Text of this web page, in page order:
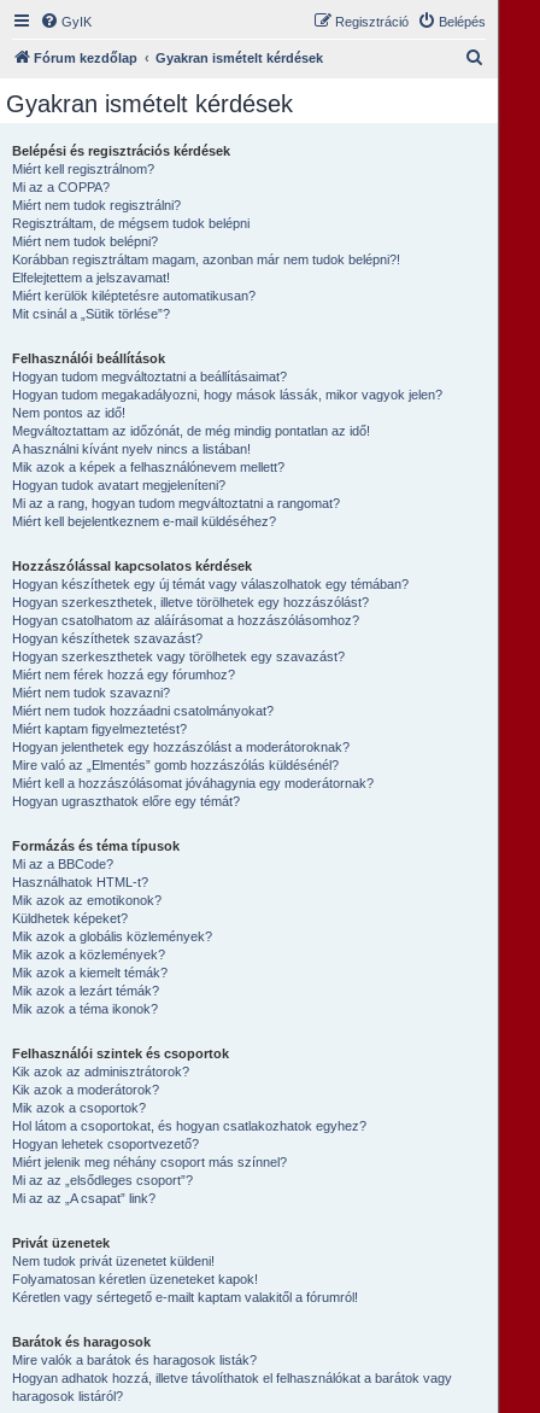
GyIK Belépés
Regisztráció
Fórum kezdőlap Gyakran ismételt kérdések
Gyakran ismételt kérdések
Belépési és regisztrációs kérdések
Miért kell regisztrálnom?
Mi az a COPPA?
Miért nem tudok regisztrálni?
Regisztráltam, de mégsem tudok belépni
Miért nem tudok belépni?
Korábban regisztráltam magam, azonban már nem tudok belépni?!
Elfelejtettem a jelszavamat!
Miért kerülök kiléptetésre automatikusan?
Mit csinál a „Sütik törlése”?
Felhasználói beállítások
Hogyan tudom megváltoztatni a beállításaimat?
Hogyan tudom megakadályozni, hogy mások lássák, mikor vagyok jelen?
Nem pontos az idő!
Megváltoztattam az időzónát, de még mindig pontatlan az idő!
A használni kívánt nyelv nincs a listában!
Mik azok a képek a felhasználónevem mellett?
Hogyan tudok avatart megjeleníteni?
Mi az a rang, hogyan tudom megváltoztatni a rangomat?
Miért kell bejelentkeznem e-mail küldéséhez?
Hozzászólással kapcsolatos kérdések
Hogyan készíthetek egy új témát vagy válaszolhatok egy témában?
Hogyan szerkeszthetek, illetve törölhetek egy hozzászólást?
Hogyan csatolhatom az aláírásomat a hozzászólásomhoz?
Hogyan készíthetek szavazást?
Hogyan szerkeszthetek vagy törölhetek egy szavazást?
Miért nem férek hozzá egy fórumhoz?
Miért nem tudok szavazni?
Miért nem tudok hozzáadni csatolmányokat?
Miért kaptam figyelmeztetést?
Hogyan jelenthetek egy hozzászólást a moderátoroknak?
Mire való az „Elmentés” gomb hozzászólás küldésénél?
Miért kell a hozzászólásomat jóváhagynia egy moderátornak?
Hogyan ugraszthatok előre egy témát?
Formázás és téma típusok
Mi az a BBCode?
Használhatok HTML-t?
Mik azok az emotikonok?
Küldhetek képeket?
Mik azok a globális közlemények?
Mik azok a közlemények?
Mik azok a kiemelt témák?
Mik azok a lezárt témák?
Mik azok a téma ikonok?
Felhasználói szintek és csoportok
Kik azok az adminisztrátorok?
Kik azok a moderátorok?
Mik azok a csoportok?
Hol látom a csoportokat, és hogyan csatlakozhatok egyhez?
Hogyan lehetek csoportvezető?
Miért jelenik meg néhány csoport más színnel?
Mi az az „elsődleges csoport”?
Mi az az „A csapat” link?
Privát üzenetek
Nem tudok privát üzenetet küldeni!
Folyamatosan kéretlen üzeneteket kapok!
Kéretlen vagy sértegető e-mailt kaptam valakitől a fórumról!
Barátok és haragosok
Mire valók a barátok és haragosok listák?
Hogyan adhatok hozzá, illetve távolíthatok el felhasználókat a barátok vagy
haragosok listáról?